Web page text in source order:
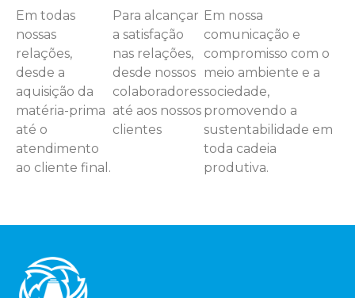
Em todas
nossas
relações,
desde a
aquisição da
matéria-prima
até o
atendimento
ao cliente final.
Para alcançar
a satisfação
nas relações,
desde nossos
colaboradores
até aos nossos
clientes
Em nossa
comunicação e
compromisso com o
meio ambiente e a
sociedade,
promovendo a
sustentabilidade em
toda cadeia
produtiva.